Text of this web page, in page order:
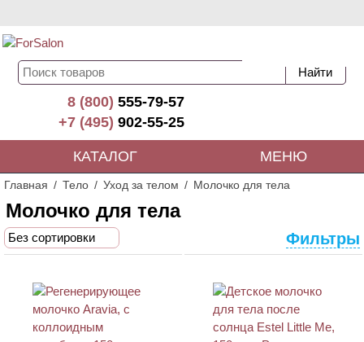
8 (800)555-79-57
+7 (495)902-55-25
КАТАЛОГ МЕНЮ
Главная Тело Уход за телом Молочко для тела
Молочко для тела
Без сортировки Фильтры